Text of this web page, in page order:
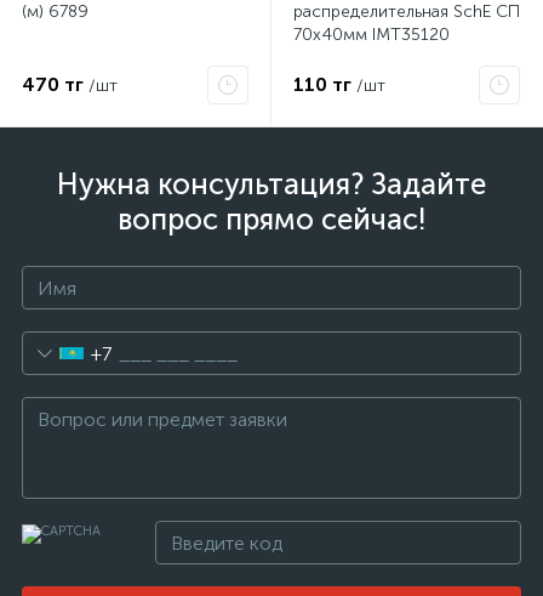
(м) 6789
470 тг /шт
распределительная SchE СП
70х40мм IMT35120
110 тг /шт
Нужна консультация? Задайте
вопрос прямо сейчас!
+7